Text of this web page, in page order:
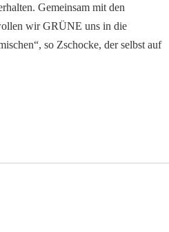
Gemeinsam mit den
wir GRÜNE uns in die
so Zschocke, der selbst auf